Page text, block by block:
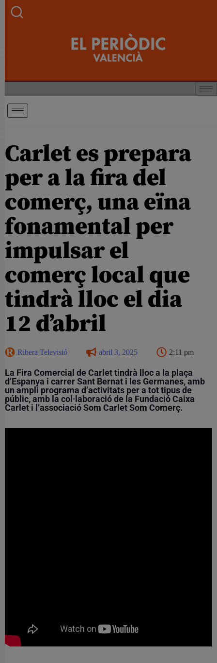
Carlet es prepara
per a la fira del
comerç, una eïna
fonamental per
impulsar el
comerç local que
tindrà lloc el dia
12 d’abril
Ribera Televisió abril 3, 2025 2:11 pm
La Fira Comercial de Carlet tindrà lloc a la plaça
d’Espanya i carrer Sant Bernat i les Germanes, amb
un ampli programa d’activitats per a tot tipus de
públic, amb la col·laboració de la Fundació Caixa
Carlet i l’associació Som Carlet Som Comerç.